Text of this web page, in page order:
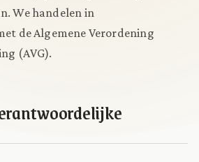
We handelen in
de Algemene Verordening
(AVG).